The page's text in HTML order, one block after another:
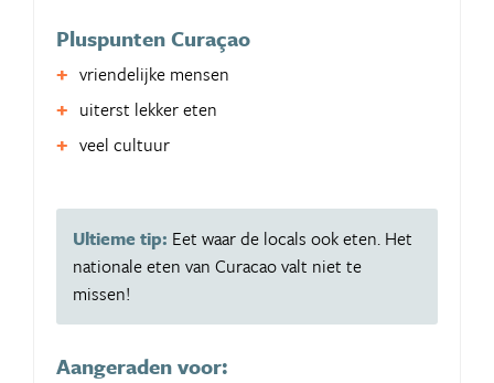
Pluspunten Curaçao
vriendelijke mensen
uiterst lekker eten
veel cultuur
Ultieme tip: Eet waar de locals ook eten. Het
nationale eten van Curacao valt niet te
missen!
Aangeraden voor: